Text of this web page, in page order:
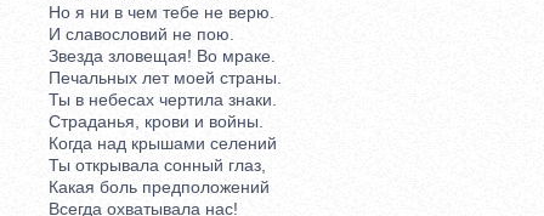
Но я ни в чем тебе не верю.
И славословий не пою.
Звезда зловещая! Во мраке.
Печальных лет моей страны.
Ты в небесах чертила знаки.
Страданья, крови и войны.
Когда над крышами селений
Ты открывала сонный глаз,
Какая боль предположений
Всегда охватывала нас!